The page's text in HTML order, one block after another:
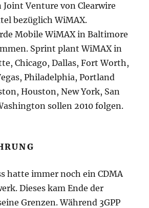
Joint Venture von Clearwire
bezüglich WiMAX.
Mobile WiMAX in Baltimore
Sprint plant WiMAX in
Chicago, Dallas, Fort Worth,
Philadelphia, Portland
Houston, New York, San
sollen 2010 folgen.
hatte immer noch ein CDMA
Dieses kam Ende der
Grenzen. Während 3GPP